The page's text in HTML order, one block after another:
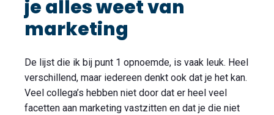
je alles weet van
marketing
De lijst die ik bij punt 1 opnoemde, is vaak leuk. Heel
verschillend, maar iedereen denkt ook dat je het kan.
Veel collega’s hebben niet door dat er heel veel
facetten aan marketing vastzitten en dat je die niet